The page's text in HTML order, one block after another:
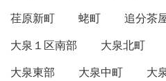
荏原新町
蛯町 追分茶
大泉１区南部
大泉北町
大泉東部
大泉中町 大